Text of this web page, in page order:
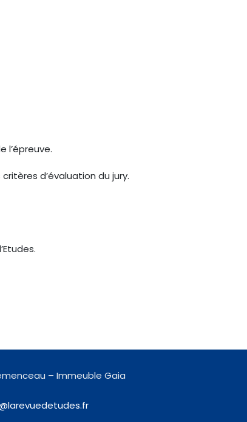
l’épreuve.
d’évaluation du jury.
– Immeuble Gaia